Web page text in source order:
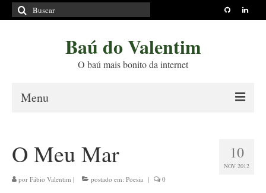
Buscar
por:
Baú do Valentim
O baú mais bonito da internet
Menu
Princípios Editoriais
Políticas e Termos
10
NOV 2012
O Meu Mar
por Fábio Valentim | postado em: Poesia | 0